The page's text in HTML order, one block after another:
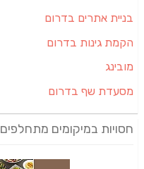
בניית אתרים בדרום
הקמת גינות בדרום
מובינג
מסעדת שף בדרום
חסויות במיקומים מתחלפים